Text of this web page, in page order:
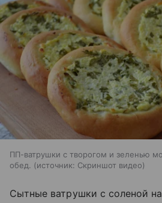
ПП-ватрушки с творогом и зеленью
обед.
источник: Скриншот видео
Сытные ватрушки с соленой